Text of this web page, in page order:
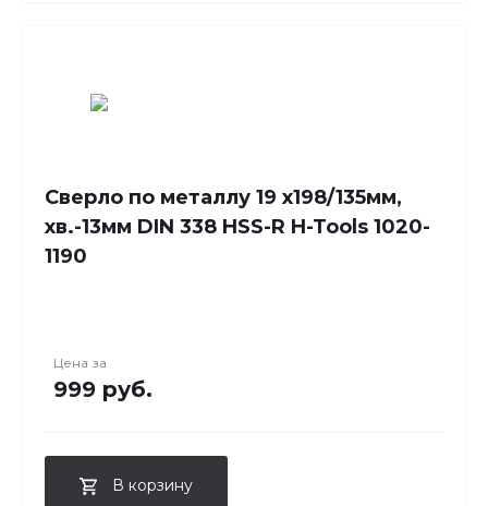
Сверло по металлу 19 x198/135мм,
хв.-13мм DIN 338 HSS-R H-Tools 1020-
1190
Цена за
999 руб.
В корзину